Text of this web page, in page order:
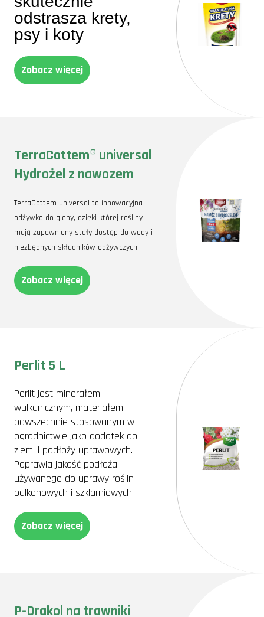
odstrasza krety,
psy i koty
Zobacz więcej
TerraCottem® universal
Hydrożel z nawozem
TerraCottem universal to innowacyjna
odżywka do gleby, dzięki której rośliny
mają zapewniony stały dostęp do wody i
niezbędnych składników odżywczych.
Zobacz więcej
Perlit 5 L
Perlit jest minerałem
wulkanicznym, materiałem
powszechnie stosowanym w
ogrodnictwie jako dodatek do
ziemi i podłoży uprawowych.
Poprawia jakość podłoża
używanego do uprawy roślin
balkonowych i szklarniowych.
Zobacz więcej
P-Drakol na trawniki